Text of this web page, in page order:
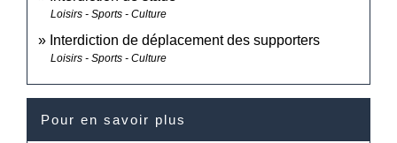
Loisirs - Sports - Culture
Interdiction de déplacement des supporters
Loisirs - Sports - Culture
Pour en savoir plus